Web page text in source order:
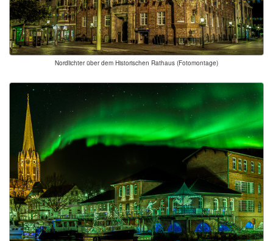
Nordlichter über dem Historischen Rathaus (Fotomontage)